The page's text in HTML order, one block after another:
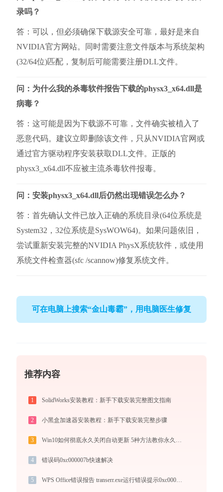
录吗？
答：可以，但必须确保下载源安全可靠，最好是来自
NVIDIA官方网站。同时需要注意文件版本与系统架构
(32/64位)匹配，复制后可能需要注册DLL文件。
问：为什么我的杀毒软件报告下载的physx3_x64.dll是
病毒？
答：这可能是因为下载源不可靠，文件确实被植入了
恶意代码。建议立即删除该文件，只从NVIDIA官网或
通过官方驱动程序安装获取DLL文件。正版的
physx3_x64.dll不应被主流杀毒软件报毒。
问：安装physx3_x64.dll后仍然出现错误怎么办？
答：首先确认文件已放入正确的系统目录(64位系统是
System32，32位系统是SysWOW64)。如果问题依旧，
尝试重新安装完整的NVIDIA PhysX系统软件，或使用
系统文件检查器(sfc /scannow)修复系统文件。
可在电脑上搜索“金山毒霸”，用电脑医生修复
推荐内容
1 SolidWorks安装教程：新手下载安装完整图文指南
2 小黑盒加速器安装教程：新手下载安装完整步骤
3
4 错误码0xc000007b快速解决
5 WPS Office错误报告 transerr.exe运行错误提示0xc000000d的解决办法